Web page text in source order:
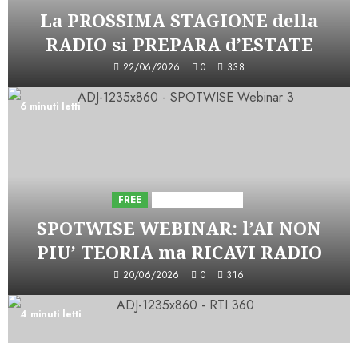
La PROSSIMA STAGIONE della
RADIO si PREPARA d’ESTATE
22/06/2026 0 338
6 minuti letti
FREE
SPOTWISE WEBINAR: l’AI NON
PIU’ TEORIA ma RICAVI RADIO
20/06/2026 0 316
4 minuti letti